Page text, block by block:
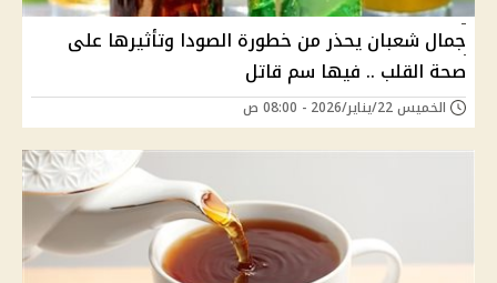
جمال شعبان يحذر من خطورة الصودا وتأثيرها على
صحة القلب .. فيها سم قاتل
الخميس 22/يناير/2026 - 08:00 ص